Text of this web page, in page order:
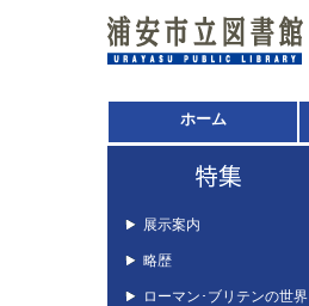
展示案内
略歴
ローマン･ブリテンの世界
ホーム